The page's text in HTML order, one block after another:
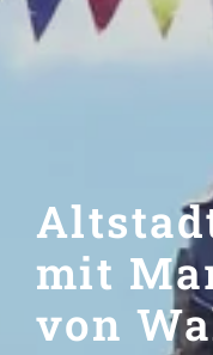
mit
von